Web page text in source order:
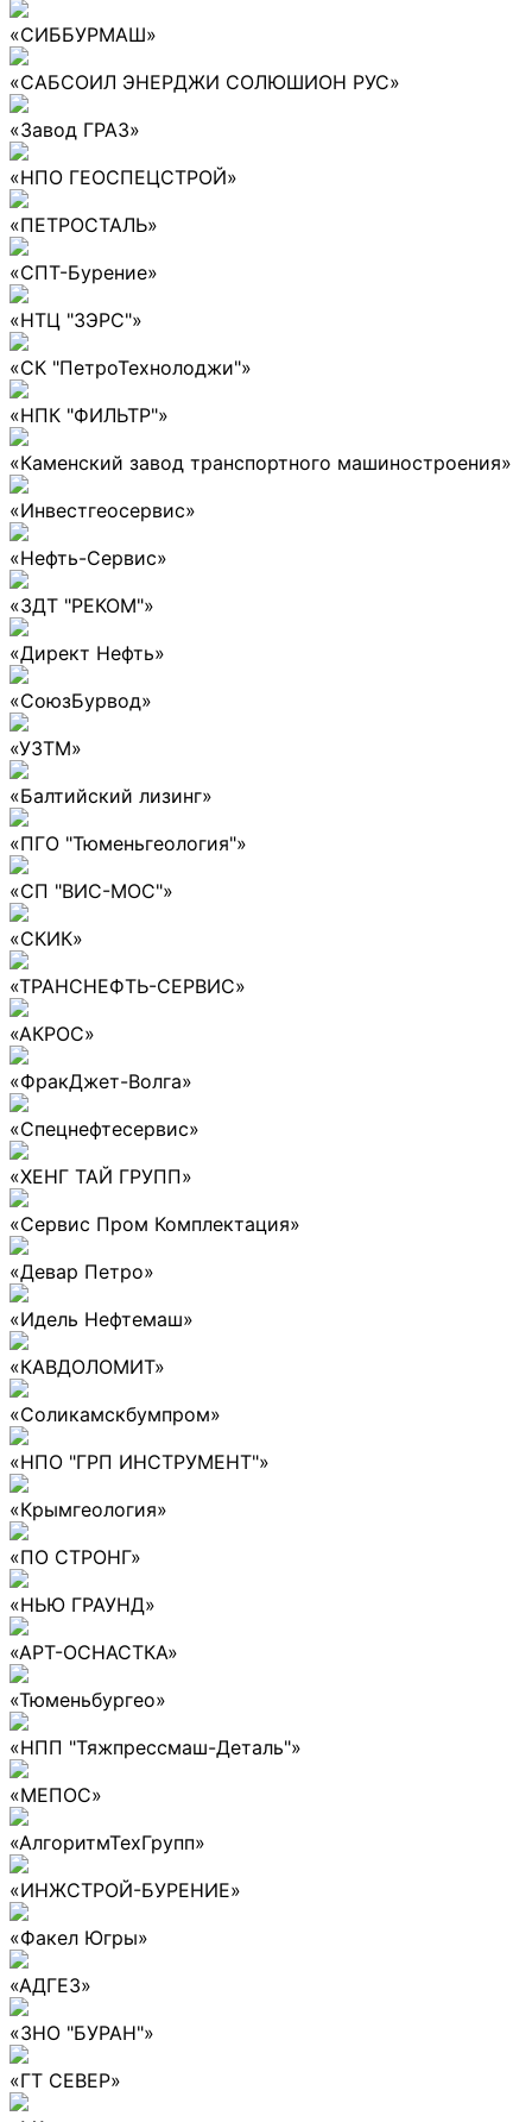
«СИББУРМАШ»
«САБСОИЛ ЭНЕРДЖИ СОЛЮШИОН РУС»
«Завод ГРАЗ»
«НПО ГЕОСПЕЦСТРОЙ»
«ПЕТРОСТАЛЬ»
«СПТ-Бурение»
«НТЦ "ЗЭРС"»
«СК "ПетроТехнолоджи"»
«НПК "ФИЛЬТР"»
«Каменский завод транспортного машиностроения»
«Инвестгеосервис»
«Нефть-Сервис»
«ЗДТ "РЕКОМ"»
«Директ Нефть»
«СоюзБурвод»
«УЗТМ»
«Балтийский лизинг»
«ПГО "Тюменьгеология"»
«СП "ВИС-МОС"»
«СКИК»
«ТРАНСНЕФТЬ-СЕРВИС»
«АКРОС»
«ФракДжет-Волга»
«Спецнефтесервис»
«ХЕНГ ТАЙ ГРУПП»
«Сервис Пром Комплектация»
«Девар Петро»
«Идель Нефтемаш»
«КАВДОЛОМИТ»
«Соликамскбумпром»
«НПО "ГРП ИНСТРУМЕНТ"»
«Крымгеология»
«ПО СТРОНГ»
«НЬЮ ГРАУНД»
«АРТ-ОСНАСТКА»
«Тюменьбургео»
«НПП "Тяжпрессмаш-Деталь"»
«МЕПОС»
«АлгоритмТехГрупп»
«ИНЖСТРОЙ-БУРЕНИЕ»
«Факел Югры»
«АДГЕЗ»
«ЗНО "БУРАН"»
«ГТ СЕВЕР»